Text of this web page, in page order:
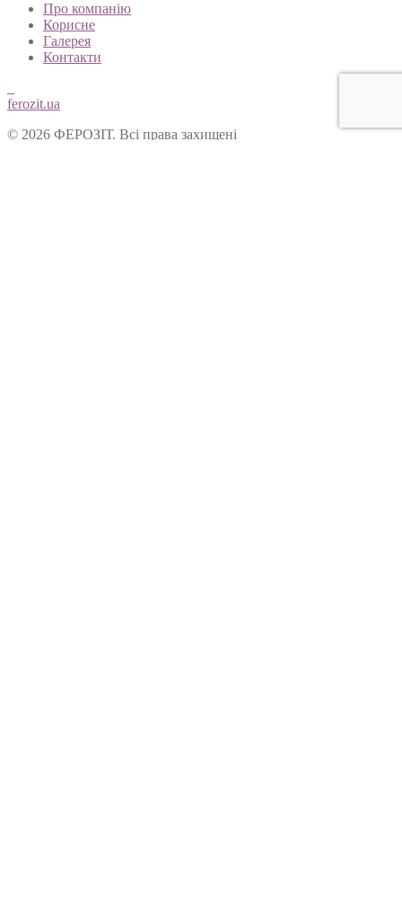
Про компанію
Корисне
Галерея
Контакти
ferozit.ua
© 2026 ФЕРОЗІТ. Всі права захищені